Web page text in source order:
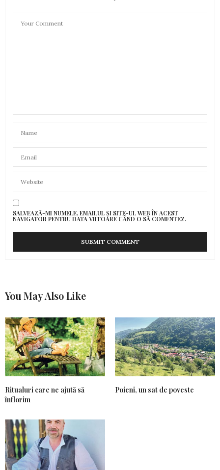
SALVEAZĂ-MI NUMELE, EMAILUL ȘI SITE-UL WEB ÎN ACEST
NAVIGATOR PENTRU DATA VIITOARE CÂND O SĂ COMENTEZ.
You May Also Like
Ritualuri care ne ajută să
înflorim
Poieni, un sat de poveste